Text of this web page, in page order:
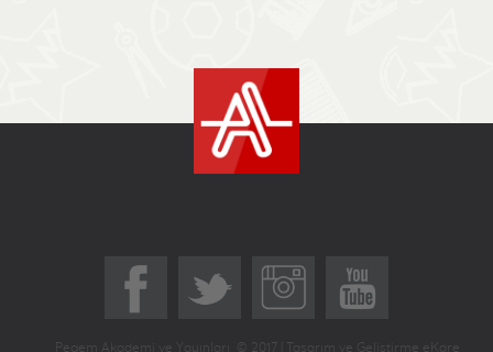
Pegem Akademi ve Yayınları © 2017 | Tasarım ve Geliştirme eKare